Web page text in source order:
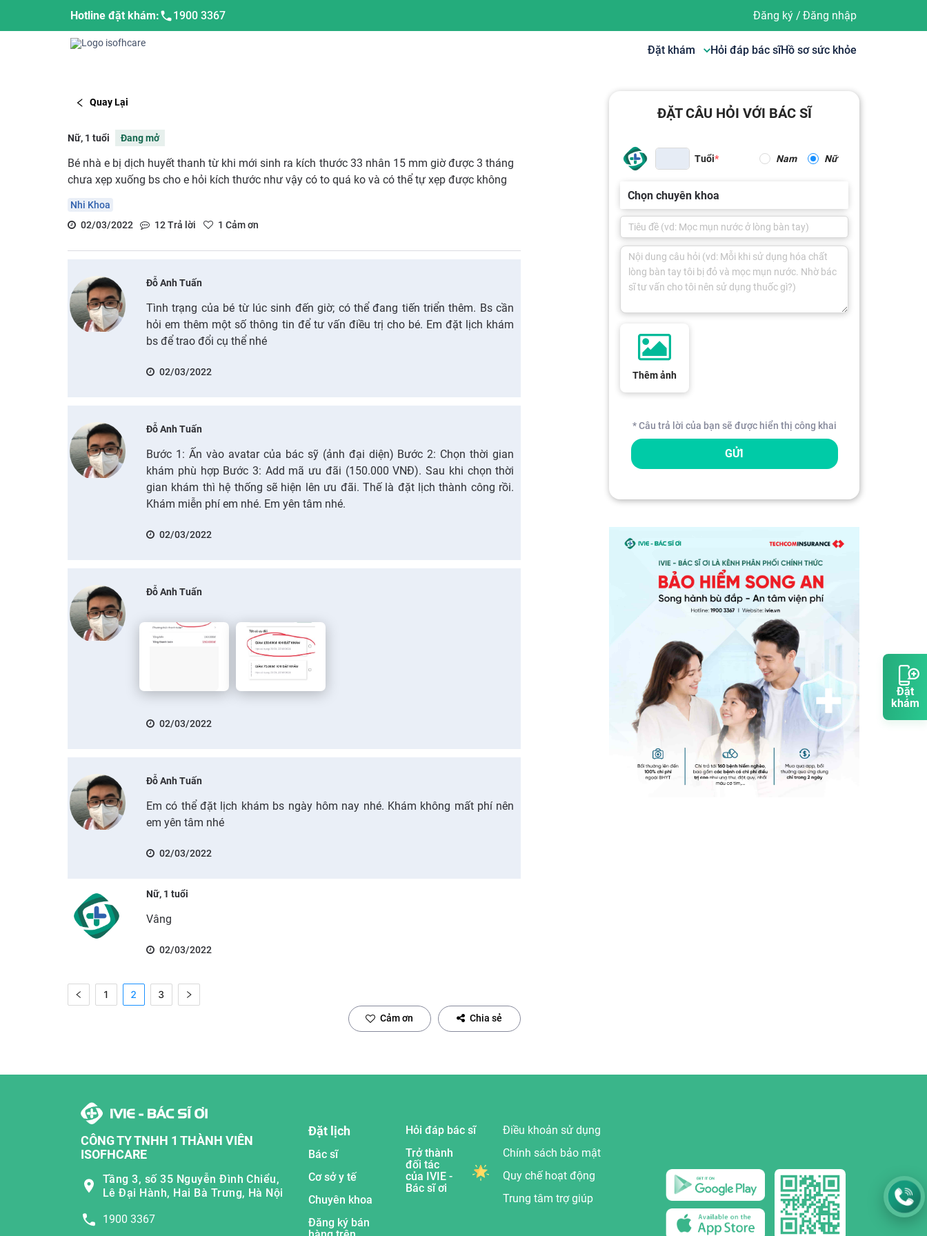
Đặt
khám
Hotline đặt khám: 1900 3367 Đăng ký/ Đăng nhập
Đặt khám Hỏi đáp bác sĩHồ sơ sức khỏe
Quay Lại
Nữ, 1 tuổi Đang mở
Bé nhà e bị dịch huyết thanh từ khi mới sinh ra kích thước 33 nhân 15 mm giờ được 3 tháng
chưa xẹp xuống bs cho e hỏi kích thước như vậy có to quá ko và có thể tự xẹp được không
Nhi Khoa
02/03/2022
12Trả lời 1 Cảm ơn
Đỗ Anh Tuấn
Tình trạng của bé từ lúc sinh đến giờ; có thể đang tiến triển thêm. Bs cần
hỏi em thêm một số thông tin để tư vấn điều trị cho bé. Em đặt lịch khám
bs để trao đổi cụ thể nhé
02/03/2022
Đỗ Anh Tuấn
Bước 1: Ấn vào avatar của bác sỹ (ảnh đại diện) Bước 2: Chọn thời gian
khám phù hợp Bước 3: Add mã ưu đãi (150.000 VNĐ). Sau khi chọn thời
gian khám thì hệ thống sẽ hiện lên ưu đãi. Thế là đặt lịch thành công rồi.
Khám miễn phí em nhé. Em yên tâm nhé.
02/03/2022
Đỗ Anh Tuấn
02/03/2022
Đỗ Anh Tuấn
Em có thể đặt lịch khám bs ngày hôm nay nhé. Khám không mất phí nên
em yên tâm nhé
02/03/2022
Nữ, 1 tuổi
Vâng
02/03/2022
1 2 3
Cảm ơn Chia sẻ
ĐẶT CÂU HỎI VỚI BÁC SĨ
Tuổi Nam Nữ
Chọn chuyên khoa
Thêm ảnh
* Câu trả lời của bạn sẽ được hiển thị công khai
GỬI
CÔNG TY TNHH 1 THÀNH VIÊN
ISOFHCARE
Tầng 3, số 35 Nguyễn Đình Chiểu,
Lê Đại Hành, Hai Bà Trưng, Hà Nội
1900 3367
Đặt lịch
Bác sĩ
Cơ sở y tế
Chuyên khoa
Đăng ký bán
Hỏi đáp bác sĩ
Trở thành
đối tác
của IVIE -
Bác sĩ ơi
Điều khoản sử dụng
Chính sách bảo mật
Quy chế hoạt động
Trung tâm trợ giúp